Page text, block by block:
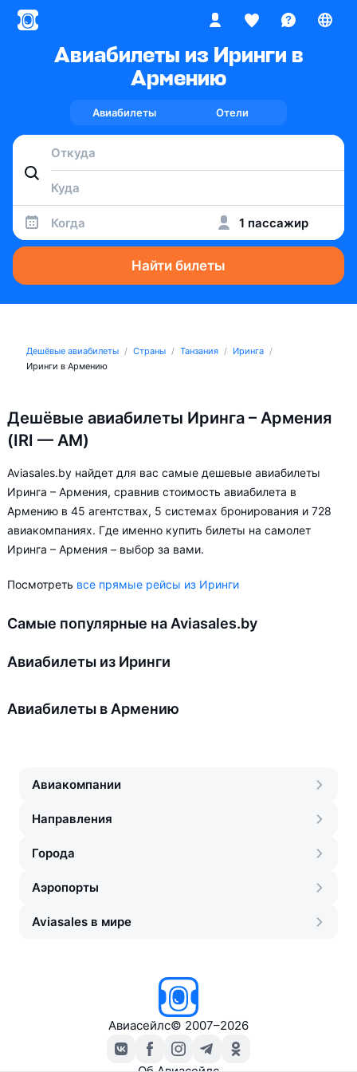
Авиабилеты из Иринги в
Армению
Авиабилеты Отели
Когда 1 пассажир
Найти билеты
Дешёвые авиабилеты Страны Танзания
Иринга
Иринги в Армению
Дешёвые авиабилеты Иринга – Армения
(IRI — AM)
Aviasales.by найдет для вас самые дешевые авиабилеты
Иринга – Армения, сравнив стоимость авиабилета в
Армению в 45 агентствах, 5 системах бронирования и 728
авиакомпаниях. Где именно купить билеты на самолет
Иринга – Армения – выбор за вами.
Посмотреть все прямые рейсы из Иринги
Самые популярные на Aviasales.by
Авиабилеты из Иринги
Авиабилеты в Армению
Авиакомпании
Направления
Города
Аэропорты
Aviasales в мире
Авиасейлс© 2007–2026